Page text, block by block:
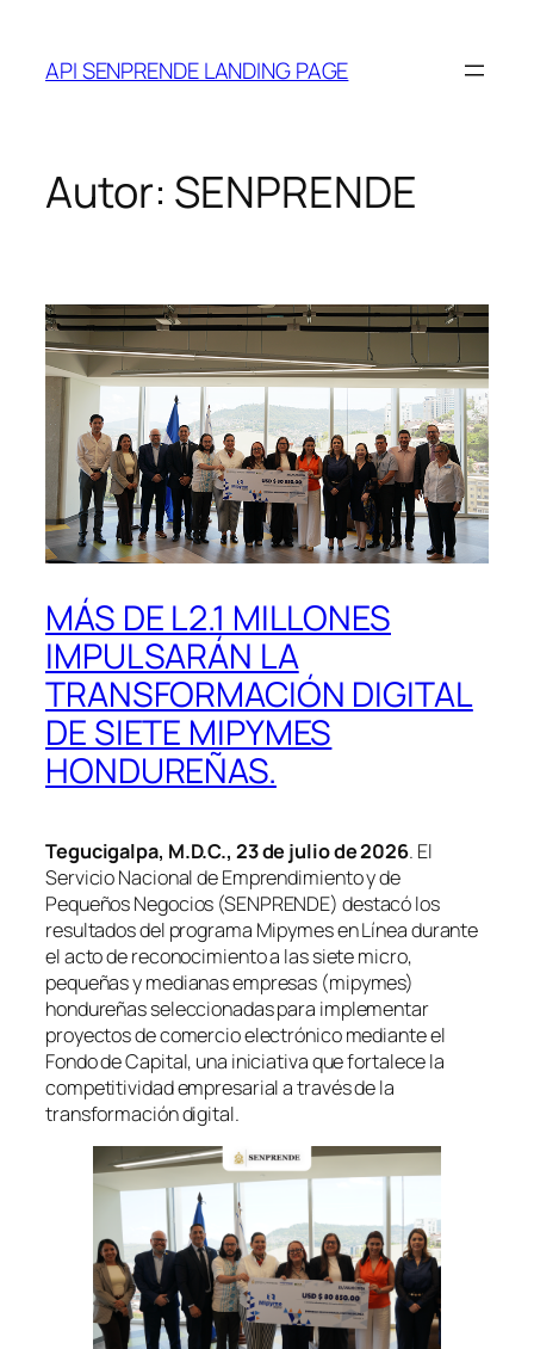
contenido
API SENPRENDE LANDING PAGE
Autor: SENPRENDE
MÁS DE L2.1 MILLONES
IMPULSARÁN LA
TRANSFORMACIÓN DIGITAL
DE SIETE MIPYMES
HONDUREÑAS.
Tegucigalpa, M.D.C., 23 de julio de 2026. El
Servicio Nacional de Emprendimiento y de
Pequeños Negocios (SENPRENDE) destacó los
resultados del programa Mipymes en Línea durante
el acto de reconocimiento a las siete micro,
pequeñas y medianas empresas (mipymes)
hondureñas seleccionadas para implementar
proyectos de comercio electrónico mediante el
Fondo de Capital, una iniciativa que fortalece la
competitividad empresarial a través de la
transformación digital.